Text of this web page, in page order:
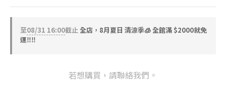
至08/31 16:00截止全店，8月夏日 清涼季🧊 全館滿 $2000就免
運‼️‼️
若想購買，請聯絡我們。